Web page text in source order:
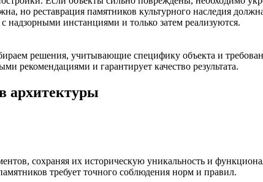
но реставрация памятников культурного наследия
надзорными инстанциями и только затем реализуются.
решения, учитывающие специфику объекта и
рекомендациями и гарантирует качество результата.
архитектуры
сохраняя их историческую уникальность и
требует точного соблюдения норм и правил.